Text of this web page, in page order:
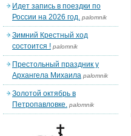
Идет запись в поездки по
России на 2026 год. palomnik
Зимний Крестный ход
состоится ! palomnik
Престольный праздник у
Архангела Михаила palomnik
Золотой октябрь в
Петропавловке. palomnik